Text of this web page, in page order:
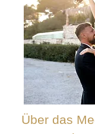
Über das